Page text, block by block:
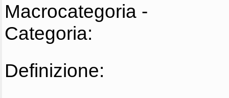
Macrocategoria -
Categoria:
Definizione: